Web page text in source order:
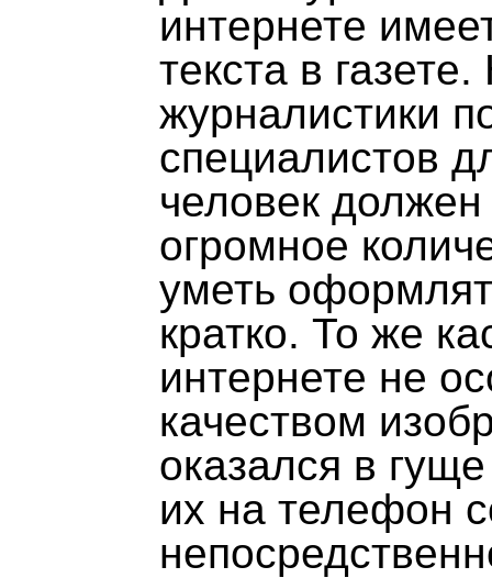
интернете
текста в
журналистики
специалистов
человек должен
огромное
уметь
кратко. То же
интернете не
качеством
оказался в
их на телефон